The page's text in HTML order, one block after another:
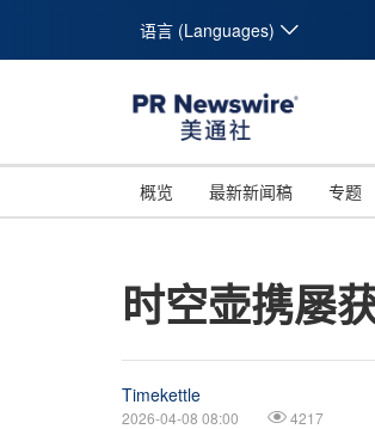
语言 (Languages)
概览 最新新闻稿 专题
时空壶携屡
Timekettle
2026-04-08 08:00 4217